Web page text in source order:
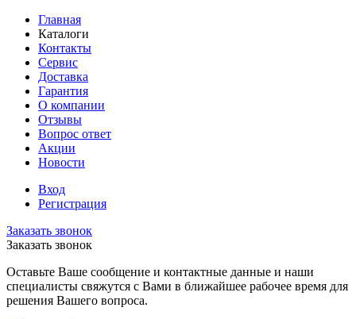
Главная
Каталоги
Контакты
Сервис
Доставка
Гарантия
О компании
Отзывы
Вопрос ответ
Акции
Новости
Вход
Регистрация
Заказать звонок
Заказать звонок
Оставьте Ваше сообщение и контактные данные и наши
специалисты свяжутся с Вами в ближайшее рабочее время для
решения Вашего вопроса.